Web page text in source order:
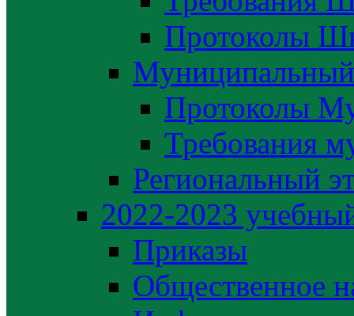
Протоколы
Муниципальный
Протоколы
Требования
Региональный
2022-2023
Приказы
Общественное